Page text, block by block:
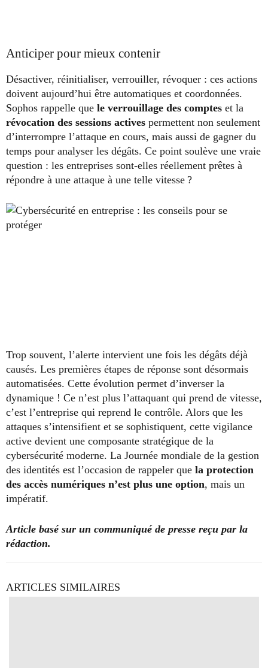
Anticiper pour mieux contenir
Désactiver, réinitialiser, verrouiller, révoquer : ces actions
doivent aujourd’hui être automatiques et coordonnées.
Sophos rappelle que le verrouillage des comptes et la
révocation des sessions actives permettent non seulement
d’interrompre l’attaque en cours, mais aussi de gagner du
temps pour analyser les dégâts. Ce point soulève une vraie
question : les entreprises sont-elles réellement prêtes à
répondre à une attaque à une telle vitesse ?
Trop souvent, l’alerte intervient une fois les dégâts déjà
causés. Les premières étapes de réponse sont désormais
automatisées. Cette évolution permet d’inverser la
dynamique ! Ce n’est plus l’attaquant qui prend de vitesse,
c’est l’entreprise qui reprend le contrôle. Alors que les
attaques s’intensifient et se sophistiquent, cette vigilance
active devient une composante stratégique de la
cybersécurité moderne. La Journée mondiale de la gestion
des identités est l’occasion de rappeler que la protection
des accès numériques n’est plus une option, mais un
impératif.
Article basé sur un communiqué de presse reçu par la
rédaction.
ARTICLES SIMILAIRES